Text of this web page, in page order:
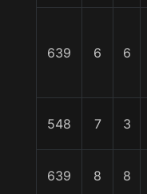
639 6 6
548 7 3
639 8 8